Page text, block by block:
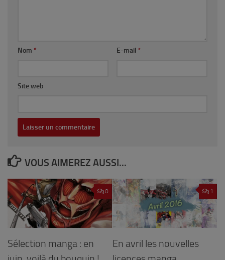
Nom * E-mail *
Site web
VOUS AIMEREZ AUSSI...
0
Sélection manga : en
1
En avril les nouvelles